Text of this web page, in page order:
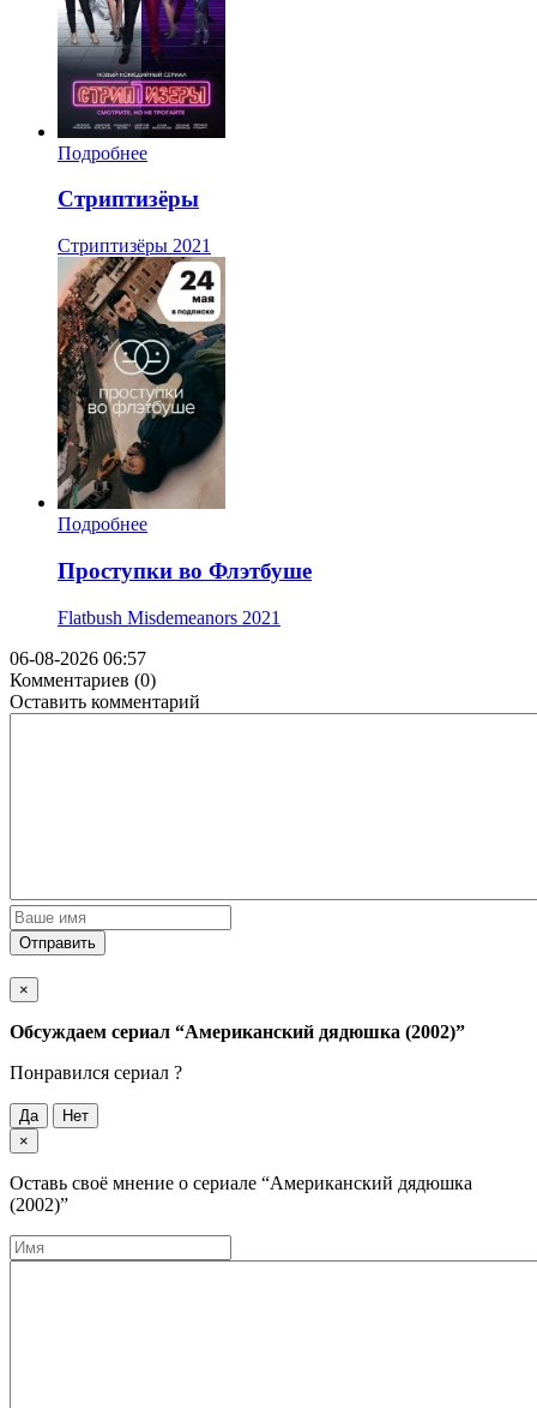
Подробнее
Стриптизёры
Стриптизёры 2021
Подробнее
Проступки во Флэтбуше
Flatbush Misdemeanors 2021
06-08-2026 06:57
Комментариев (0)
Оставить комментарий
Отправить
×
Обсуждаем cериал “Американский дядюшка (2002)”
Понравился cериал ?
Да
Нет
×
Оставь своё мнение о cериале “Американский дядюшка
(2002)”